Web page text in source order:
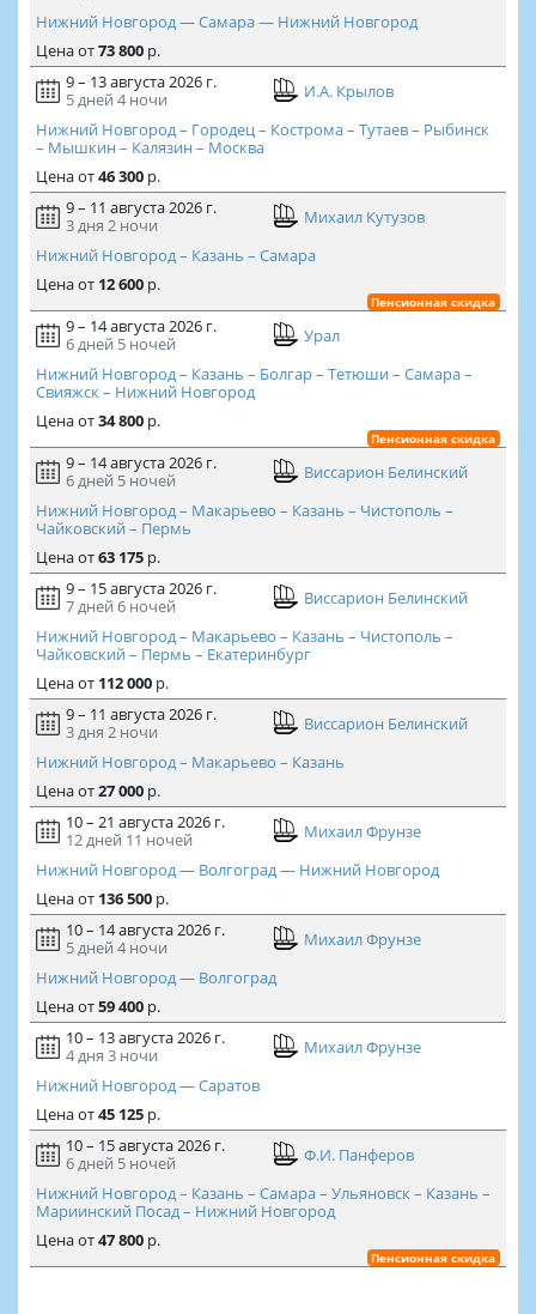
Нижний Новгород — Самара — Нижний Новгород
Ценаот73 800р.
9 – 13 августа 2026 г.
5 дней 4 ночи
И.А. Крылов
Нижний Новгород – Городец – Кострома – Тутаев – Рыбинск
– Мышкин – Калязин – Москва
Ценаот46 300р.
9 – 11 августа 2026 г.
3 дня 2 ночи
Михаил Кутузов
Нижний Новгород – Казань – Самара
Ценаот 12 600р.
Пенсионная скидка
9 – 14 августа 2026 г.
6 дней 5 ночей
Урал
Нижний Новгород – Казань – Болгар – Тетюши – Самара –
Свияжск – Нижний Новгород
Ценаот34 800р.
Пенсионная скидка
9 – 14 августа 2026 г.
6 дней 5 ночей
Виссарион Белинский
Нижний Новгород – Макарьево – Казань – Чистополь –
Чайковский – Пермь
Ценаот63 175р.
9 – 15 августа 2026 г.
7 дней 6 ночей
Виссарион Белинский
Нижний Новгород – Макарьево – Казань – Чистополь –
Чайковский – Пермь – Екатеринбург
Ценаот 112 000р.
9 – 11 августа 2026 г.
3 дня 2 ночи
Виссарион Белинский
Нижний Новгород – Макарьево – Казань
Ценаот27 000р.
10 – 21 августа 2026 г.
12 дней 11 ночей
Михаил Фрунзе
Нижний Новгород — Волгоград — Нижний Новгород
Ценаот 136 500р.
10 – 14 августа 2026 г.
5 дней 4 ночи
Михаил Фрунзе
Нижний Новгород — Волгоград
Ценаот59 400р.
10 – 13 августа 2026 г.
4 дня 3 ночи
Михаил Фрунзе
Нижний Новгород — Саратов
Ценаот45 125р.
10 – 15 августа 2026 г.
6 дней 5 ночей
Ф.И. Панферов
Нижний Новгород – Казань – Самара – Ульяновск – Казань –
Мариинский Посад – Нижний Новгород
Ценаот47 800р.
Пенсионная скидка